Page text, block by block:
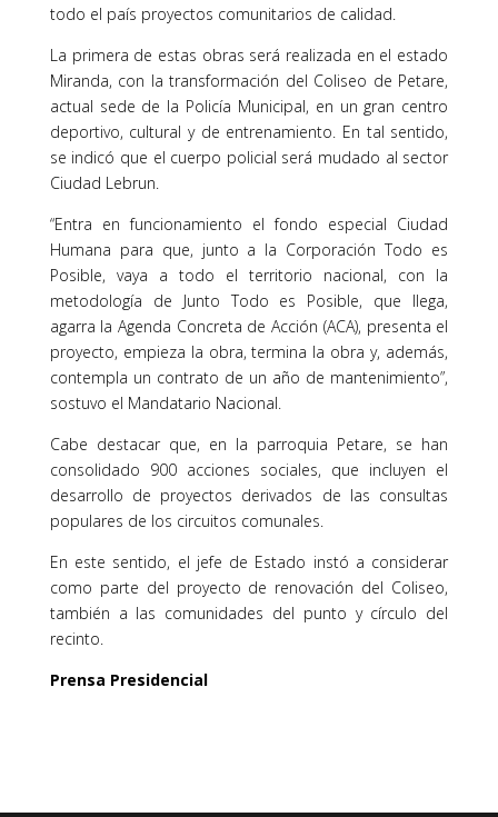
todo el país proyectos comunitarios de calidad.
La primera de estas obras será realizada en el estado
Miranda, con la transformación del Coliseo de Petare,
actual sede de la Policía Municipal, en un gran centro
deportivo, cultural y de entrenamiento. En tal sentido,
se indicó que el cuerpo policial será mudado al sector
Ciudad Lebrun.
“Entra en funcionamiento el fondo especial Ciudad
Humana para que, junto a la Corporación Todo es
Posible, vaya a todo el territorio nacional, con la
metodología de Junto Todo es Posible, que llega,
agarra la Agenda Concreta de Acción (ACA), presenta el
proyecto, empieza la obra, termina la obra y, además,
contempla un contrato de un año de mantenimiento”,
sostuvo el Mandatario Nacional.
Cabe destacar que, en la parroquia Petare, se han
consolidado 900 acciones sociales, que incluyen el
desarrollo de proyectos derivados de las consultas
populares de los circuitos comunales.
En este sentido, el jefe de Estado instó a considerar
como parte del proyecto de renovación del Coliseo,
también a las comunidades del punto y círculo del
recinto.
Prensa Presidencial